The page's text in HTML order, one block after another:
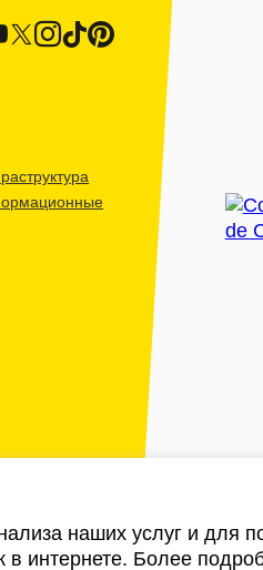
наших услуг и для
в интернете. Более